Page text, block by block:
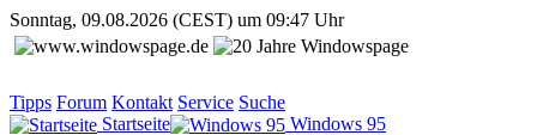
Sonntag, 09.08.2026 (CEST) um 09:47 Uhr
Tipps Forum Kontakt Service Suche
Startseite
Windows 95